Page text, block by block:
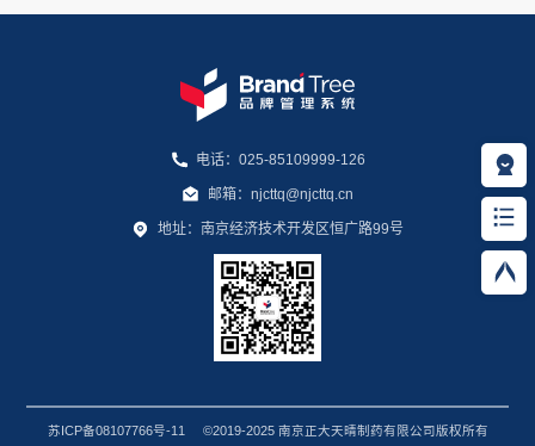
电话：025-85109999-126
邮箱：njcttq@njcttq.cn
地址：南京经济技术开发区恒广路99号
苏ICP备08107766号-11 ©2019-2025 南京正大天晴制药有限公司版权所有